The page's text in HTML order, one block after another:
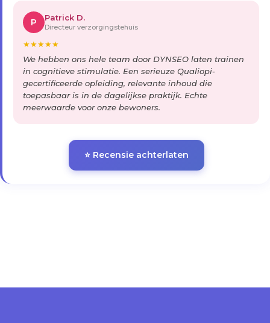
P Patrick D.
Directeur verzorgingstehuis
★★★★★
We hebben ons hele team door DYNSEO laten trainen
in cognitieve stimulatie. Een serieuze Qualiopi-
gecertificeerde opleiding, relevante inhoud die
toepasbaar is in de dagelijkse praktijk. Echte
meerwaarde voor onze bewoners.
⭐ Recensie achterlaten